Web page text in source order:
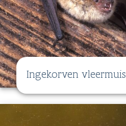
Ingekorven vleermuis